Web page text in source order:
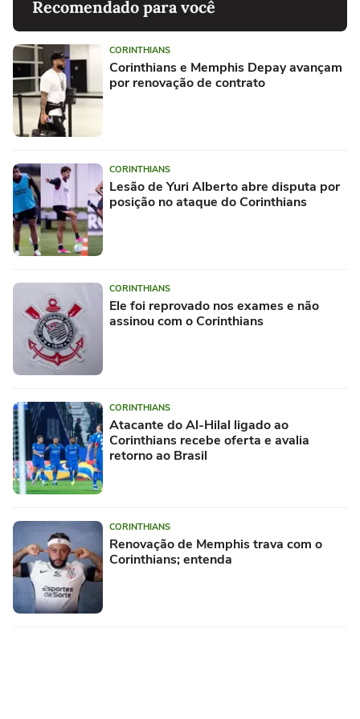
Recomendado para você
CORINTHIANS
Corinthians e Memphis Depay avançam
por renovação de contrato
CORINTHIANS
Lesão de Yuri Alberto abre disputa por
posição no ataque do Corinthians
CORINTHIANS
Ele foi reprovado nos exames e não
assinou com o Corinthians
CORINTHIANS
Atacante do Al-Hilal ligado ao
Corinthians recebe oferta e avalia
retorno ao Brasil
CORINTHIANS
Renovação de Memphis trava com o
Corinthians; entenda